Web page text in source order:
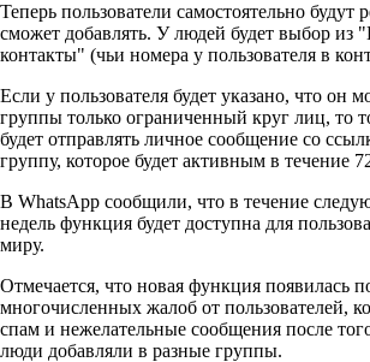
Теперь пользователи самостоятельно будут
сможет добавлять. У людей будет выбор
контакты" (чьи номера у пользователя в
Если у пользователя будет указано, что он
группы только ограниченный круг лиц, то
будет отправлять личное сообщение со
группу, которое будет активным в течение
В WhatsApp сообщили, что в течение
недель функция будет доступна для
миру.
Отмечается, что новая функция появилась
многочисленных жалоб от пользователей,
спам и нежелательные сообщения после
люди добавляли в разные группы.